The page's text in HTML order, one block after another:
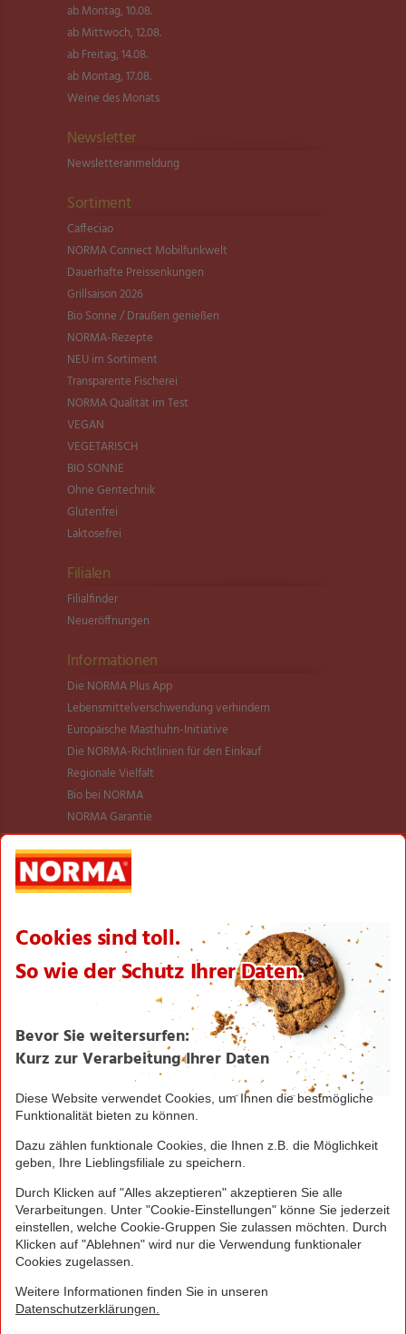
ab Montag, 10.08.
ab Mittwoch, 12.08.
ab Freitag, 14.08.
ab Montag, 17.08.
Weine des Monats
Newsletter
Newsletter­anmeldung
Sortiment
Caffeciao
NORMA Connect Mobilfunkwelt
Dauerhafte Preissenkungen
Grillsaison 2026
Bio Sonne / Draußen genießen
NORMA-Rezepte
NEU im Sortiment
Transparente Fischerei
NORMA Qualität im Test
VEGAN
VEGETARISCH
BIO SONNE
Ohne Gentechnik
Glutenfrei
Laktosefrei
Filialen
Filialfinder
Neueröffnungen
Informationen
Die NORMA Plus App
Lebensmittel­verschwendung verhindern
Europäische Masthuhn-Initiative
Die NORMA-Richtlinien für den Einkauf
Regionale Vielfalt
Bio bei NORMA
NORMA Garantie
NORMA Qualität
Verantwortung
Aktionsartikel
Einkaufsliste
Zahlungsabwicklung
NORMA bei Facebook & Instagram
Barrierefreiheitserklärung
Unternehmen
Über NORMA
Organisation
International
Logistik
Filialnetz
Expansion
Karriere
Verantwortung/CSR
NORMA News
Imagebroschüre